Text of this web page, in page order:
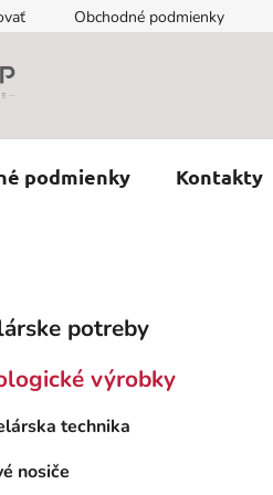
Obchodné podmienky
podmienky Kontakty
potreby
výrobky
technika
nosiče